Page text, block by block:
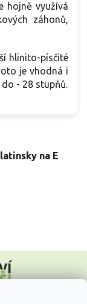
hojně využívá
záhonů,
hlinito-písčité
je vhodná i
- 28 stupňů.
na E